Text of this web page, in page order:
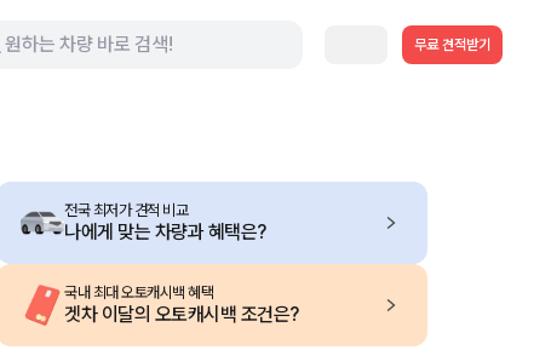
무료 견적받기
전국 최저가 견적 비교
나에게 맞는 차량과 혜택은?
국내 최대 오토캐시백 혜택
겟차 이달의 오토캐시백 조건은?